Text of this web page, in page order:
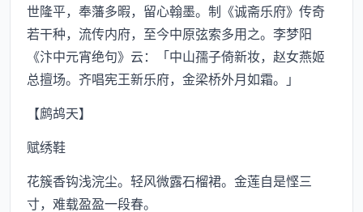
世隆平，奉藩多暇，留心翰墨。制《诚斋乐府》传奇
若干种，流传内府，至今中原弦索多用之。李梦阳
《汴中元宵绝句》云：「中山孺子倚新妆，赵女燕姬
总擅场。齐唱宪王新乐府，金梁桥外月如霜。」
【鹧鸪天】
赋绣鞋
花簇香钩浅浣尘。轻风微露石榴裙。金莲自是悭三
寸，难载盈盈一段春。